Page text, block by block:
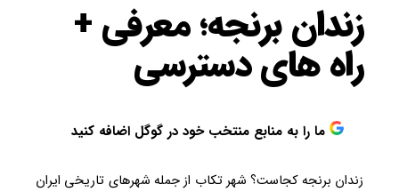
زندان برنجه؛ معرفی +
راه های دسترسی
ما را به منابع منتخب خود در گوگل اضافه کنید
زندان برنجه کجاست؟ شهر تکاب از جمله شهرهای تاریخی ایران